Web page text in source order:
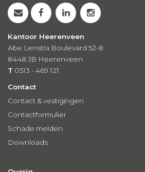
Kantoor Heerenveen
Abe Lenstra Boulevard 52-8
8448 JB Heerenveen
T 0513 - 469 121
Contact
Contact & vestigingen
Contactformulier
Schade melden
Downloads